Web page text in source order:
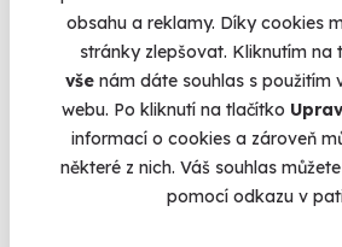
obsahu a reklamy. Díky cookies
stránky zlepšovat. Kliknutím na
vše nám dáte souhlas s použitím
webu. Po kliknutí na tlačítko
informací o cookies a zároveň
některé z nich. Váš souhlas
pomocí odkazu v